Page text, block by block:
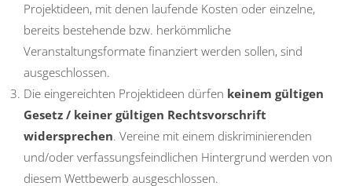
Projektideen, mit denen laufende Kosten oder einzelne,
bereits bestehende bzw. herkömmliche
Veranstaltungsformate finanziert werden sollen, sind
ausgeschlossen.
Die eingereichten Projektideen dürfen keinem gültigen
Gesetz / keiner gültigen Rechtsvorschrift
widersprechen. Vereine mit einem diskriminierenden
und/oder verfassungsfeindlichen Hintergrund werden von
diesem Wettbewerb ausgeschlossen.